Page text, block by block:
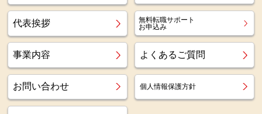
代表挨拶
無料転職サポート
お申込み
事業内容 よくあるご質問
お問い合わせ 個人情報保護方針